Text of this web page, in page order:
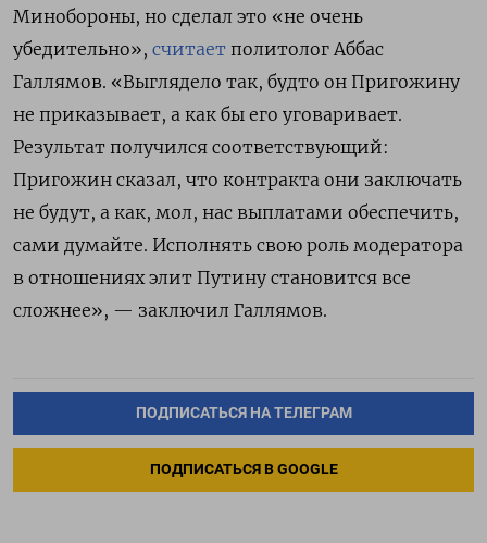
Минобороны, но сделал это «не очень
убедительно», считает политолог Аббас
Галлямов. «Выглядело так, будто он Пригожину
не приказывает, а как бы его уговаривает.
Результат получился соответствующий:
Пригожин сказал, что контракта они заключать
не будут, а как, мол, нас выплатами обеспечить,
сами думайте. Исполнять свою роль модератора
в отношениях элит Путину становится все
сложнее», — заключил Галлямов.
ПОДПИСАТЬСЯ НА ТЕЛЕГРАМ
ПОДПИСАТЬСЯ В GOOGLE